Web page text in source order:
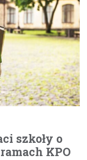
szkoły o
KPO